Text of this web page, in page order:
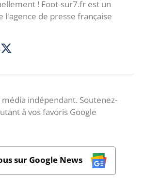
! Foot-sur7.fr est un
l'agence de presse française
média indépendant. Soutenez-
à vos favoris Google
sur Google News